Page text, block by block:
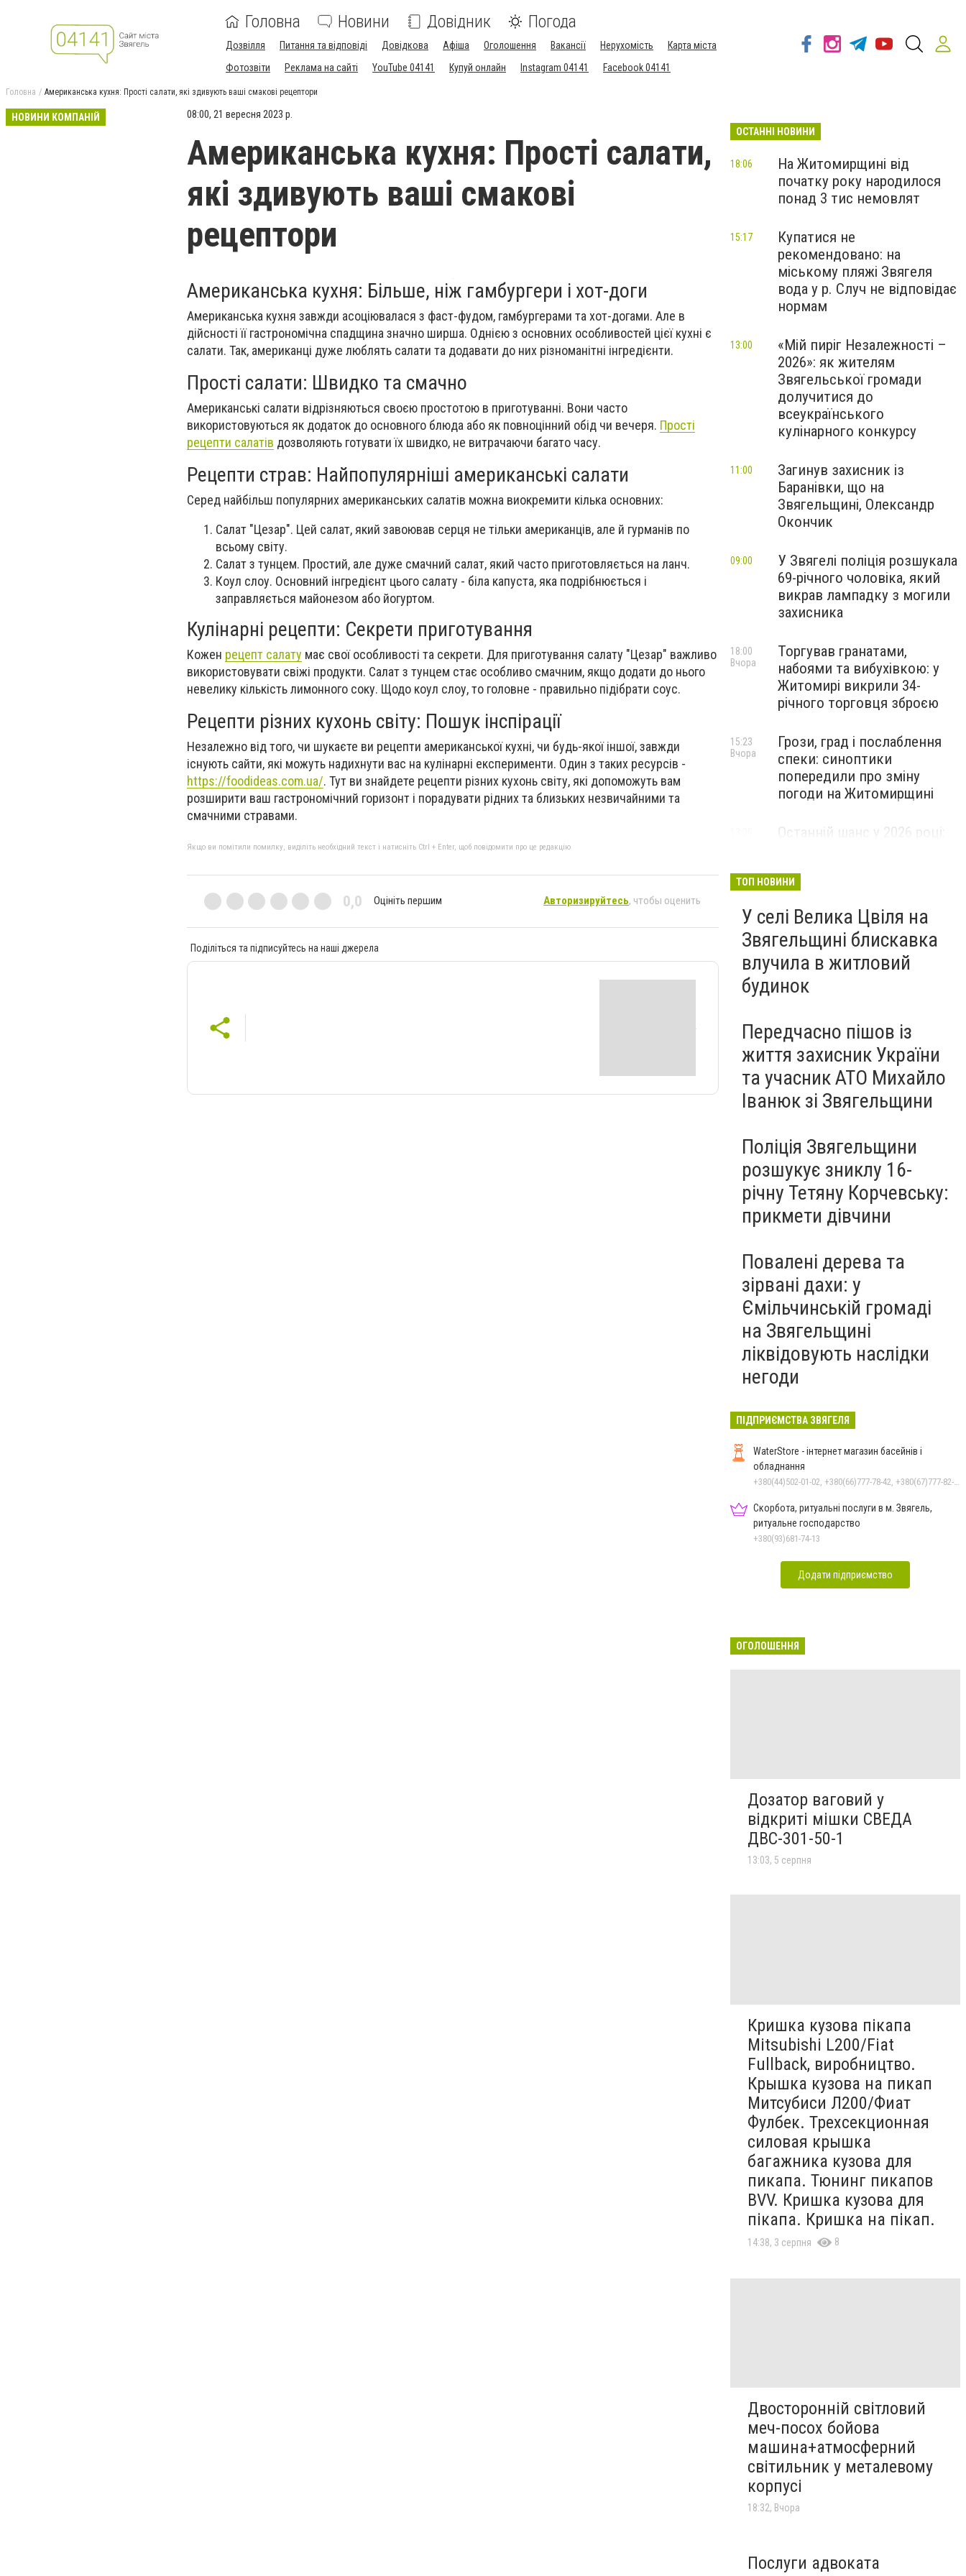
Головна Новини Довідник Погода
Дозвілля Питання та відповіді Довідкова Афіша Оголошення Вакансії Нерухомість
Карта міста
Фотозвіти
Реклама на сайті YouTube 04141 Купуй онлайн Instagram 04141 Facebook 04141
Головна Американська кухня: Прості салати, які здивують ваші смакові рецептори
НОВИНИ КОМПАНІЙ 08:00, 21 вересня 2023 р.
Американська кухня: Прості салати,
які здивують ваші смакові
рецептори
Американська кухня: Більше, ніж гамбургери і хот-доги
Американська кухня завжди асоціювалася з фаст-фудом, гамбургерами та хот-догами. Але в
дійсності її гастрономічна спадщина значно ширша. Однією з основних особливостей цієї кухні є
салати. Так, американці дуже люблять салати та додавати до них різноманітні інгредієнти.
Прості салати: Швидко та смачно
Американські салати відрізняються своєю простотою в приготуванні. Вони часто
використовуються як додаток до основного блюда або як повноцінний обід чи вечеря. Прості
рецепти салатів дозволяють готувати їх швидко, не витрачаючи багато часу.
Рецепти страв: Найпопулярніші американські салати
Серед найбільш популярних американських салатів можна виокремити кілька основних:
Салат "Цезар". Цей салат, який завоював серця не тільки американців, але й гурманів по
всьому світу.
Салат з тунцем. Простий, але дуже смачний салат, який часто приготовляється на ланч.
Коул слоу. Основний інгредієнт цього салату - біла капуста, яка подрібнюється і
заправляється майонезом або йогуртом.
Кулінарні рецепти: Секрети приготування
Кожен рецепт салату має свої особливості та секрети. Для приготування салату "Цезар" важливо
використовувати свіжі продукти. Салат з тунцем стає особливо смачним, якщо додати до нього
невелику кількість лимонного соку. Щодо коул слоу, то головне - правильно підібрати соус.
Рецепти різних кухонь світу: Пошук інспірації
Незалежно від того, чи шукаєте ви рецепти американської кухні, чи будь-якої іншої, завжди
існують сайти, які можуть надихнути вас на кулінарні експерименти. Один з таких ресурсів -
https://foodideas.com.ua/. Тут ви знайдете рецепти різних кухонь світу, які допоможуть вам
розширити ваш гастрономічний горизонт і порадувати рідних та близьких незвичайними та
смачними стравами.
Якщо ви помітили помилку, виділіть необхідний текст і натисніть Ctrl + Enter, щоб повідомити про це редакцію
0,0 Оцініть першим Авторизируйтесь, чтобы оценить
Поділіться та підписуйтесь на наші джерела
ОСТАННІ НОВИНИ
На Житомирщині від
початку року народилося
понад 3 тис немовлят
18:06
Купатися не
рекомендовано: на
міському пляжі Звягеля
вода у р. Случ не відповідає
нормам
15:17
«Мій пиріг Незалежності –
2026»: як жителям
Звягельської громади
долучитися до
всеукраїнського
кулінарного конкурсу
13:00
Загинув захисник із
Баранівки, що на
Звягельщині, Олександр
Окончик
11:00
У Звягелі поліція розшукала
69-річного чоловіка, який
викрав лампадку з могили
захисника
09:00
Торгував гранатами,
набоями та вибухівкою: у
Житомирі викрили 34-
річного торговця зброєю
18:00
Вчора
Грози, град і послаблення
спеки: синоптики
попередили про зміну
погоди на Житомирщині
15:23
Вчора
Останній шанс у 2026 році:
майбутніх водійок автобусів
ТОП НОВИНИ
У селі Велика Цвіля на
Звягельщині блискавка
влучила в житловий
будинок
Передчасно пішов із
життя захисник України
та учасник АТО Михайло
Іванюк зі Звягельщини
Поліція Звягельщини
розшукує зниклу 16-
річну Тетяну Корчевську:
прикмети дівчини
Повалені дерева та
зірвані дахи: у
Ємільчинській громаді
на Звягельщині
ліквідовують наслідки
негоди
ПІДПРИЄМСТВА ЗВЯГЕЛЯ
WaterStore - інтернет магазин басейнів і
обладнання
+380(44)502-01-02, +380(66)777-78-42, +380(67)777-82-19, +380(67)890-80-80, +380(73)890-80-80, +380(44)502-01-03
Скорбота, ритуальні послуги в м. Звягель,
ритуальне господарство
+380(93)681-74-13
Додати підприємство
ОГОЛОШЕННЯ
Дозатор ваговий у
відкриті мішки СВЕДА
ДВС-301-50-1
13:03, 5 серпня
Кришка кузова пікапа
Mitsubishi L200/Fiat
Fullback, виробництво.
Крышка кузова на пикап
Митсубиси Л200/Фиат
Фулбек. Трехсекционная
силовая крышка
багажника кузова для
пикапа. Тюнинг пикапов
BVV. Кришка кузова для
пікапа. Кришка на пікап.
14:38, 3 серпня 8
Двосторонній світловий
меч-посох бойова
машина+атмосферний
світильник у металевому
корпусі
18:32, Вчора
Послуги адвоката